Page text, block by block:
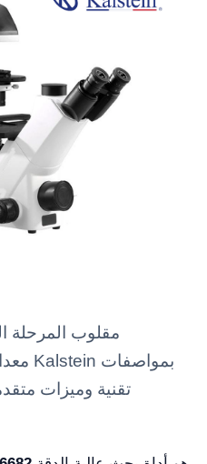
مقلوب المرحلة
تقنية وميزات